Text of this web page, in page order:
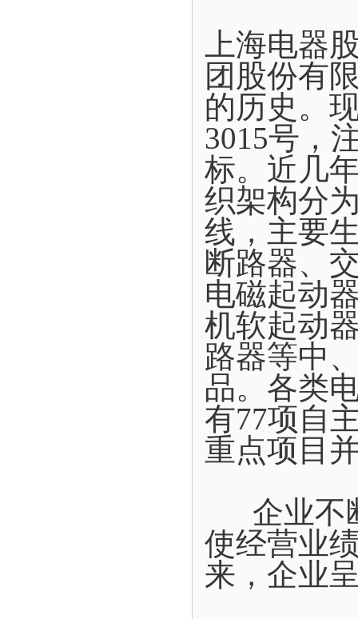
上海电器
团股份有
的历史。
3015号，
标。近几
织架构分
线，主要
断路器、
电磁起动
机软起动
路器等中
品。各类
有77项自
重点项目
企业不
使经营业
来，企业